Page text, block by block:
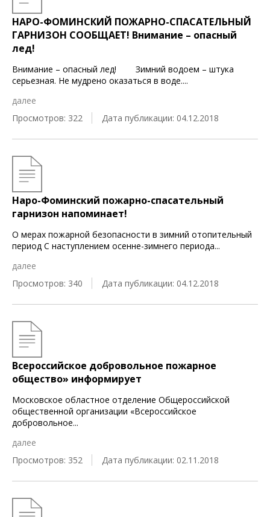
НАРО-ФОМИНСКИЙ ПОЖАРНО-СПАСАТЕЛЬНЫЙ
ГАРНИЗОН СООБЩАЕТ! Внимание – опасный
лед!
Внимание – опасный лед! Зимний водоем – штука
серьезная. Не мудрено оказаться в воде....
далее
Просмотров: 322
Дата публикации: 04.12.2018
Наро-Фоминский пожарно-спасательный
гарнизон напоминает!
О мерах пожарной безопасности в зимний отопительный
период С наступлением осенне-зимнего периода...
далее
Просмотров: 340
Дата публикации: 04.12.2018
Всероссийское добровольное пожарное
общество» информирует
Московское областное отделение Общероссийской
общественной организации «Всероссийское
добровольное...
далее
Просмотров: 352
Дата публикации: 02.11.2018